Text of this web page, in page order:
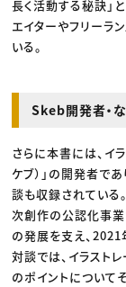
長く活動する秘訣」
エイターやフリーラ
いる。
Skeb開発者・
さらに本書には、イ
ケブ）」の開発者で
談も収録されている
次創作の公認化事
の発展を支え、
対談では、イラスト
のポイントについて